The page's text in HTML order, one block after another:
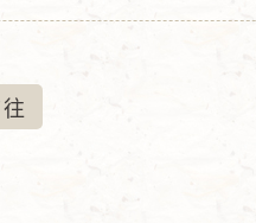
往